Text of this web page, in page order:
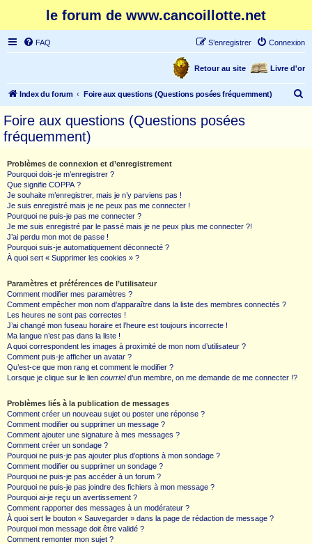
le forum de www.cancoillotte.net
FAQ Connexion
S’enregistrer
Livre d'or
Retour au site
Index du forum Foire aux questions (Questions posées fréquemment)
Foire aux questions (Questions posées
fréquemment)
Problèmes de connexion et d’enregistrement
Pourquoi dois-je m’enregistrer ?
Que signifie COPPA ?
Je souhaite m’enregistrer, mais je n’y parviens pas !
Je suis enregistré mais je ne peux pas me connecter !
Pourquoi ne puis-je pas me connecter ?
Je me suis enregistré par le passé mais je ne peux plus me connecter ?!
J’ai perdu mon mot de passe !
Pourquoi suis-je automatiquement déconnecté ?
À quoi sert « Supprimer les cookies » ?
Paramètres et préférences de l’utilisateur
Comment modifier mes paramètres ?
Comment empêcher mon nom d’apparaître dans la liste des membres connectés ?
Les heures ne sont pas correctes !
J’ai changé mon fuseau horaire et l’heure est toujours incorrecte !
Ma langue n’est pas dans la liste !
A quoi correspondent les images à proximité de mon nom d’utilisateur ?
Comment puis-je afficher un avatar ?
Qu’est-ce que mon rang et comment le modifier ?
Lorsque je clique sur le lien courrield’un membre, on me demande de me connecter !?
Problèmes liés à la publication de messages
Comment créer un nouveau sujet ou poster une réponse ?
Comment modifier ou supprimer un message ?
Comment ajouter une signature à mes messages ?
Comment créer un sondage ?
Pourquoi ne puis-je pas ajouter plus d’options à mon sondage ?
Comment modifier ou supprimer un sondage ?
Pourquoi ne puis-je pas accéder à un forum ?
Pourquoi ne puis-je pas joindre des fichiers à mon message ?
Pourquoi ai-je reçu un avertissement ?
Comment rapporter des messages à un modérateur ?
À quoi sert le bouton « Sauvegarder » dans la page de rédaction de message ?
Pourquoi mon message doit être validé ?
Comment remonter mon sujet ?